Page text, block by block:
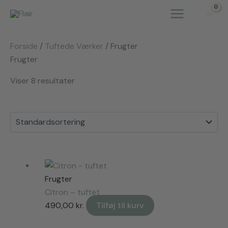
Forside / Tuftede Værker / Frugter
Frugter
Viser 8 resultater
Frugter
Citron – tuftet
490,00 kr. Tilføj til kurv